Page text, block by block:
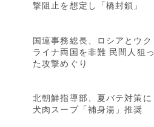
撃阻止を想定し「橋封鎖」
国連事務総長、ロシアとウク
ライナ両国を非難 民間人狙っ
た攻撃めぐり
北朝鮮指導部、夏バテ対策に
犬肉スープ「補身湯」推奨